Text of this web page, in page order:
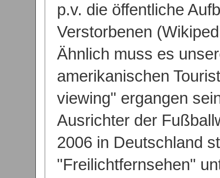
p.v. die öffentliche
Verstorbenen
Ähnlich muss es
amerikanischen
viewing" ergangen
Ausrichter der
2006 in Deutschland
"Freilichtfernsehen"